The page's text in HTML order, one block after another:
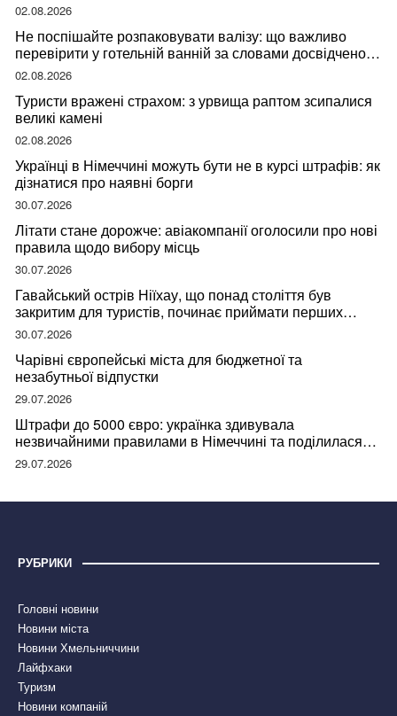
02.08.2026
Не поспішайте розпаковувати валізу: що важливо
перевірити у готельній ванній за словами досвідченої
мандрівниці
02.08.2026
Туристи вражені страхом: з урвища раптом зсипалися
великі камені
02.08.2026
Українці в Німеччині можуть бути не в курсі штрафів: як
дізнатися про наявні борги
30.07.2026
Літати стане дорожче: авіакомпанії оголосили про нові
правила щодо вибору місць
30.07.2026
Гавайський острів Ніїхау, що понад століття був
закритим для туристів, починає приймати перших
відвідувачів
30.07.2026
Чарівні європейські міста для бюджетної та
незабутньої відпустки
29.07.2026
Штрафи до 5000 євро: українка здивувала
незвичайними правилами в Німеччині та поділилася
правдою
29.07.2026
РУБРИКИ
Головні новини
Новини міста
Новини Хмельниччини
Лайфхаки
Туризм
Новини компаній